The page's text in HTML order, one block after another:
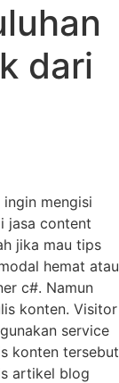
dari
mengisi
jasa content
jika mau tips
hemat atau
c#. Namun
konten. Visitor
service
konten tersebut
artikel blog